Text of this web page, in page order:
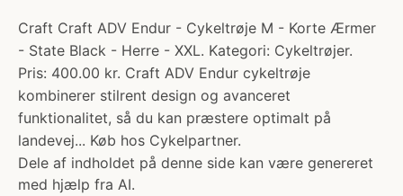
Craft Craft ADV Endur - Cykeltrøje M - Korte Ærmer
- State Black - Herre - XXL. Kategori: Cykeltrøjer.
Pris: 400.00 kr. Craft ADV Endur cykeltrøje
kombinerer stilrent design og avanceret
funktionalitet, så du kan præstere optimalt på
landevej... Køb hos Cykelpartner.
Dele af indholdet på denne side kan være genereret
med hjælp fra AI.